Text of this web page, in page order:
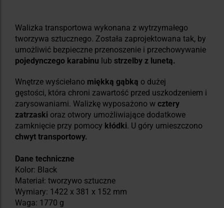
Walizka transportowa wykonana z wytrzymałego
tworzywa sztucznego. Została zaprojektowana tak, by
umożliwić bezpieczne przenoszenie i przechowywanie
pojedynczego karabinu lub strzelby z lunetą.
Wnętrze wyściełano miękką gąbką o dużej
gęstości, która chroni zawartość przed uszkodzeniem i
zarysowaniami. Walizkę wyposażono w cztery
zatrzaski oraz otwory umożliwiające dodatkowe
zamknięcie przy pomocy kłódki. U góry umieszczono
chwyt transportowy.
Dane techniczne
Kolor: Black
Materiał: tworzywo sztuczne
Wymiary: ‎1422 x 381 x 152 mm
Waga: 1770 g